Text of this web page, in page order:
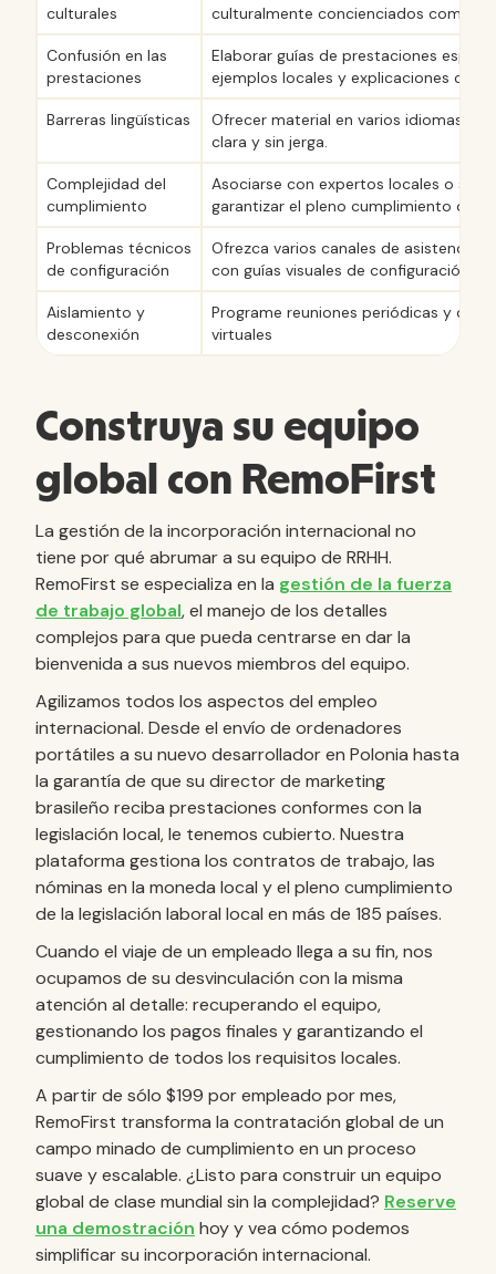
culturales
culturalmente concienciados como
Confusión en las
prestaciones
Elaborar guías de prestaciones
ejemplos locales y explicaciones
Barreras lingüísticas
Ofrecer material en varios idiomas y
clara y sin jerga.
Complejidad del
cumplimiento
Asociarse con expertos locales o
garantizar el pleno cumplimiento de la
Problemas técnicos
de configuración
Ofrezca varios canales de asistencia
con guías visuales de configuración
Aislamiento y
desconexión
Programe reuniones periódicas y
virtuales
Construya su equipo
global con RemoFirst
La gestión de la incorporación internacional no
tiene por qué abrumar a su equipo de RRHH.
RemoFirst se especializa en la gestión de la fuerza
de trabajo global, el manejo de los detalles
complejos para que pueda centrarse en dar la
bienvenida a sus nuevos miembros del equipo.
Agilizamos todos los aspectos del empleo
internacional. Desde el envío de ordenadores
portátiles a su nuevo desarrollador en Polonia hasta
la garantía de que su director de marketing
brasileño reciba prestaciones conformes con la
legislación local, le tenemos cubierto. Nuestra
plataforma gestiona los contratos de trabajo, las
nóminas en la moneda local y el pleno cumplimiento
de la legislación laboral local en más de 185 países.
Cuando el viaje de un empleado llega a su fin, nos
ocupamos de su desvinculación con la misma
atención al detalle: recuperando el equipo,
gestionando los pagos finales y garantizando el
cumplimiento de todos los requisitos locales.
A partir de sólo $199 por empleado por mes,
RemoFirst transforma la contratación global de un
campo minado de cumplimiento en un proceso
suave y escalable. ¿Listo para construir un equipo
global de clase mundial sin la complejidad? Reserve
una demostración hoy y vea cómo podemos
simplificar su incorporación internacional.